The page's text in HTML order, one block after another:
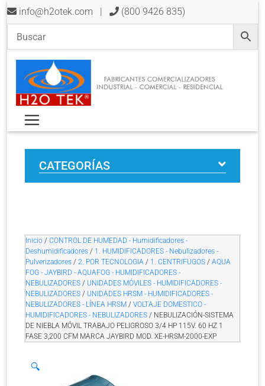
info@h2otek.com | (800 9426 835)
CATEGORÍAS
Inicio / CONTROL DE HUMEDAD - Humidificadores -
Deshumidificadores / 1. HUMIDIFICADORES - Nebulizadores -
Pulverizadores / 2. POR TECNOLOGIA / 1. CENTRIFUGOS / AQUA
FOG - JAYBIRD - AQUAFOG - HUMIDIFICADORES -
NEBULIZADORES / UNIDADES MÓVILES - HUMIDIFICADORES -
NEBULIZADORES / UNIDADES HRSM - HUMIDIFICADORES -
NEBULIZADORES - LÍNEA HRSM / VOLTAJE DOMESTICO -
HUMIDIFICADORES - NEBULIZADORES / NEBULIZACIÓN-SISTEMA
DE NIEBLA MÓVIL TRABAJO PELIGROSO 3/4 HP 115V. 60 HZ 1
FASE 3,200 CFM MARCA JAYBIRD MOD. XE-HRSM-2000-EXP
🔍